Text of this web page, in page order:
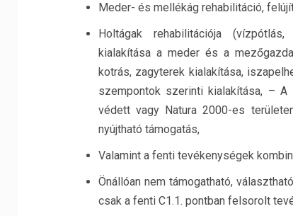
Meder- és mellékág rehabilitáció,
Holtágak rehabilitációja
kialakítása a meder és a
kotrás, zagyterek kialakítása,
szempontok szerinti kialakítása, – A
védett vagy Natura 2000-es
nyújtható támogatás,
Valamint a fenti tevékenységek
Önállóan nem támogatható,
csak a fenti C1.1. pontban felsorolt